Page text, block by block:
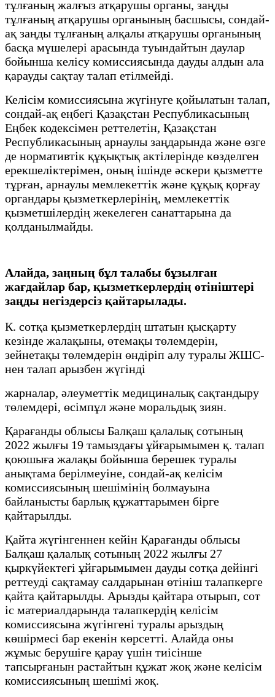
тұлғаның жалғыз атқарушы органы, заңды
тұлғаның атқарушы органының басшысы, сондай-
ақ заңды тұлғаның алқалы атқарушы органының
басқа мүшелері арасында туындайтын даулар
бойынша келісу комиссиясында дауды алдын ала
қарауды сақтау талап етілмейді.
Келісім комиссиясына жүгінуге қойылатын талап,
сондай-ақ еңбегі Қазақстан Республикасының
Еңбек кодексімен реттелетін, Қазақстан
Республикасының арнаулы заңдарында және өзге
де нормативтік құқықтық актілерінде көзделген
ерекшеліктерімен, оның ішінде әскери қызметте
тұрған, арнаулы мемлекеттік және құқық қорғау
органдары қызметкерлерінің, мемлекеттік
қызметшілердің жекелеген санаттарына да
қолданылмайды.
Алайда, заңның бұл талабы бұзылған
жағдайлар бар, қызметкерлердің өтініштері
заңды негіздерсіз қайтарылады.
К. сотқа қызметкерлердің штатын қысқарту
кезінде жалақыны, өтемақы төлемдерін,
зейнетақы төлемдерін өндіріп алу туралы ЖШС-
нен талап арызбен жүгінді
жарналар, әлеуметтік медициналық сақтандыру
төлемдері, өсімпұл және моральдық зиян.
Қарағанды облысы Балқаш қалалық сотының
2022 жылғы 19 тамыздағы ұйғарымымен қ. талап
қоюшыға жалақы бойынша берешек туралы
анықтама берілмеуіне, сондай-ақ келісім
комиссиясының шешімінің болмауына
байланысты барлық құжаттарымен бірге
қайтарылды.
Қайта жүгінгеннен кейін Қарағанды облысы
Балқаш қалалық сотының 2022 жылғы 27
қыркүйектегі ұйғарымымен дауды сотқа дейінгі
реттеуді сақтамау салдарынан өтініш талапкерге
қайта қайтарылды. Арызды қайтара отырып, сот
іс материалдарында талапкердің келісім
комиссиясына жүгінгені туралы арыздың
көшірмесі бар екенін көрсетті. Алайда оны
жұмыс берушіге қарау үшін тиісінше
тапсырғанын растайтын құжат жоқ және келісім
комиссиясының шешімі жоқ.